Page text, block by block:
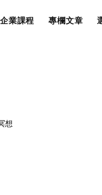
企業課程 專欄文章
想